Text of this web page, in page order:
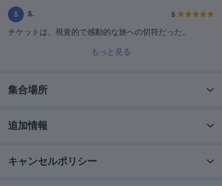
S S. 5
チケットは、視覚的で感動的な旅への切符だった。
もっと見る
集合場所
追加情報
キャンセルポリシー